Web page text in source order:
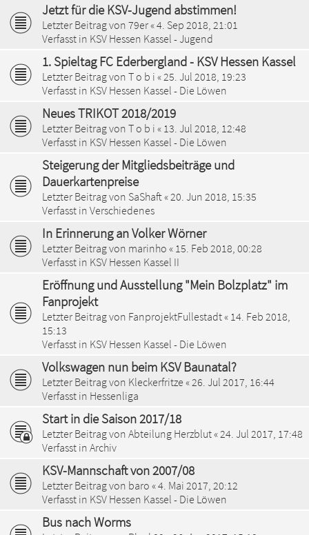
Jetzt für die KSV-Jugend abstimmen!
Letzter Beitrag von 79er«4. Sep 2018, 21:01
Verfasst in KSV Hessen Kassel - Jugend
1. Spieltag FC Ederbergland - KSV Hessen Kassel
Letzter Beitrag von T o b i « 25. Jul 2018, 19:23
Verfasst in KSV Hessen Kassel - Die Löwen
Neues TRIKOT 2018/2019
Letzter Beitrag von T o b i « 13. Jul 2018, 12:48
Verfasst in KSV Hessen Kassel - Die Löwen
Steigerung der Mitgliedsbeiträge und
Dauerkartenpreise
Letzter Beitrag von SaShaft« 20. Jun 2018, 15:35
Verfasst in Verschiedenes
In Erinnerung an Volker Wörner
Letzter Beitrag von marinho « 15. Feb 2018, 00:28
Verfasst in KSV Hessen Kassel II
Eröffnung und Ausstellung "Mein Bolzplatz" im
Fanprojekt
Letzter Beitrag von FanprojektFullestadt« 14. Feb 2018,
15:13
Verfasst in KSV Hessen Kassel - Die Löwen
Volkswagen nun beim KSV Baunatal?
Letzter Beitrag von Kleckerfritze « 26. Jul 2017, 16:44
Verfasst in Hessenliga
Start in die Saison 2017/18
Letzter Beitrag von Abteilung Herzblut« 24. Jul 2017, 17:48
Verfasst in Archiv
KSV-Mannschaft von 2007/08
Letzter Beitrag von baro «4. Mai 2017, 20:12
Verfasst in KSV Hessen Kassel - Die Löwen
Bus nach Worms